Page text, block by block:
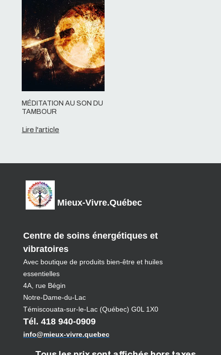
MÉDITATION AU SON DU
TAMBOUR
Lire l'article
Mieux-Vivre.Québec
Centre de soins énergétiques et
vibratoires
Avec boutique de produits bien-être et huiles
essentielles
4A, rue Bégin
Notre-Dame-du-Lac
Témiscouata-sur-le-Lac (Québec) G0L 1X0
Tél. 418 940-0909
info@mieux-vivre.quebec